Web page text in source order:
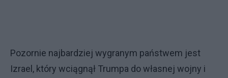
Pozornie najbardziej wygranym państwem jest
Izrael, który wciągnął Trumpa do własnej wojny i